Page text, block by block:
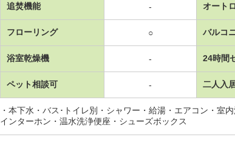
追焚機能 - オート
フローリング ○ バルコ
浴室乾燥機 - 24時間
ペット相談可 - 二人入
本下水・バス･トイレ別・シャワー・給湯・エアコン・室
ンターホン・温水洗浄便座・シューズボックス